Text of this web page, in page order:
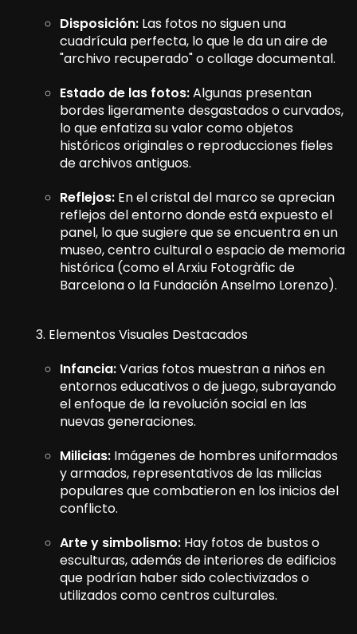
Disposición: Las fotos no siguen una
cuadrícula perfecta, lo que le da un aire de
"archivo recuperado" o collage documental.
Estado de las fotos:Algunas presentan
bordes ligeramente desgastados o curvados,
lo que enfatiza su valor como objetos
históricos originales o reproducciones fieles
de archivos antiguos.
Reflejos: En el cristal del marco se aprecian
reflejos del entorno donde está expuesto el
panel, lo que sugiere que se encuentra en un
museo, centro cultural o espacio de memoria
histórica (como el Arxiu Fotogràfic de
Barcelona o la Fundación Anselmo Lorenzo).
3. Elementos Visuales Destacados
Infancia:Varias fotos muestran a niños en
entornos educativos o de juego, subrayando
el enfoque de la revolución social en las
nuevas generaciones.
Milicias: Imágenes de hombres uniformados
y armados, representativos de las milicias
populares que combatieron en los inicios del
conflicto.
Arte y simbolismo: Hay fotos de bustos o
esculturas, además de interiores de edificios
que podrían haber sido colectivizados o
utilizados como centros culturales.